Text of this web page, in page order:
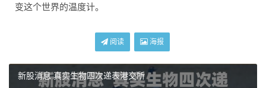
变这个世界的温度计。
阅读 海报
新股消息 真实生物四次递表港交所